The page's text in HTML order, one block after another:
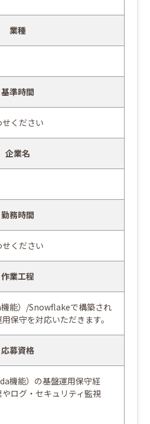
業種
基準時間
ください
企業名
勤務時間
ください
作業工程
能）/Snowflakeで構築され
保守を対応いただきます。
応募資格
機能）の基盤運用保守経
ログ・セキュリティ監視